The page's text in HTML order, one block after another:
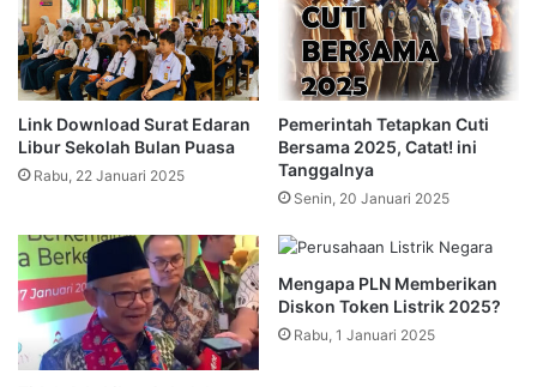
Link Download Surat Edaran
Libur Sekolah Bulan Puasa
Rabu, 22 Januari 2025
Pemerintah Tetapkan Cuti
Bersama 2025, Catat! ini
Tanggalnya
Senin, 20 Januari 2025
Mengapa PLN Memberikan
Diskon Token Listrik 2025?
Rabu, 1 Januari 2025